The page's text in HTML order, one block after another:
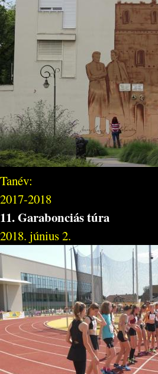
Tanév:
2017-2018
11. Garabonciás túra
2018. június 2.